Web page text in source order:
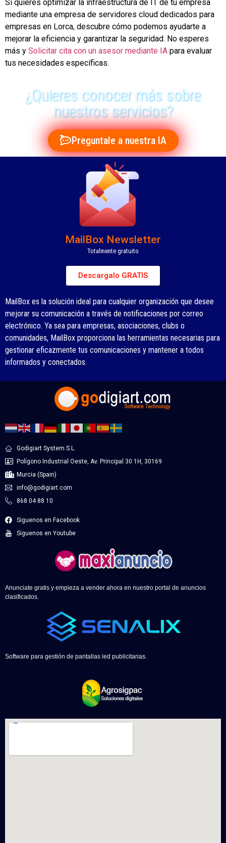
Si quieres optimizar la infraestructura de IT de tu empresa
mediante una empresa de servidores cloud dedicados para
empresas en Lorca, descubre cómo podemos ayudarte a
mejorar la eficiencia y garantizar la seguridad. No esperes
más y Solicitar cita con un asesor mediante IA para evaluar
tus necesidades específicas.
¿Quieres conocer más sobre
nuestros servicios?
Preguntale a nuestra IA
MailBox Newsletter
Totalmente gratuito
Descargalo GRATIS
MailBox es la solución ideal para cualquier organización que desee
mejorar su comunicación a través de notificaciones por correo
electrónico. Ya sea para empresas, asociaciones, clubs o
comunidades, MailBox proporciona las herramientas necesarias para
gestionar eficazmente tus comunicaciones y mantener a todos
informados y conectados.
Godigiart System S.L.
Polígono Industrial Oeste, Av. Principal 30 1H, 30169
Murcia (Spain)
info@godigiart.com
868 04 88 10
Siguenos en Facebook
Siguenos en Youtube
Anunciate gratis y empieza a vender ahora en nuestro portal de anuncios
clasificados.
Software para gestión de pantallas led publicitarias.